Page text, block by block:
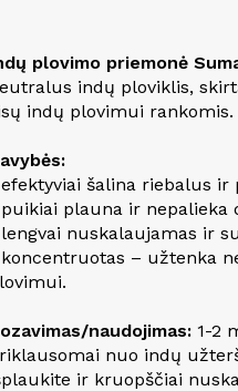
plovimo priemonė
indų ploviklis,
indų plovimui rankomis.
šalina riebalus
plauna ir nepalieka
nuskalaujamas ir
– užtenka
naudojimas: 1-2
nuo indų
ir kruopščiai